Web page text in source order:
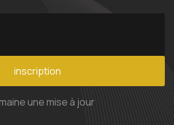
inscription
une mise à jour